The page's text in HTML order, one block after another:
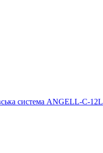
система ANGELL-C-12L